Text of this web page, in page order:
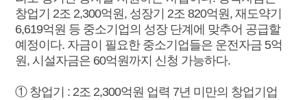
창업기 2조 2,300억원, 성장기 2조 820억원, 재도약기
6,619억원 등 중소기업의 성장 단계에 맞추어 공급할
예정이다. 자금이 필요한 중소기업들은 운전자금 5억
원, 시설자금은 60억원까지 신청 가능하다.
① 창업기 : 2조 2,300억원 업력 7년 미만의 창업기업